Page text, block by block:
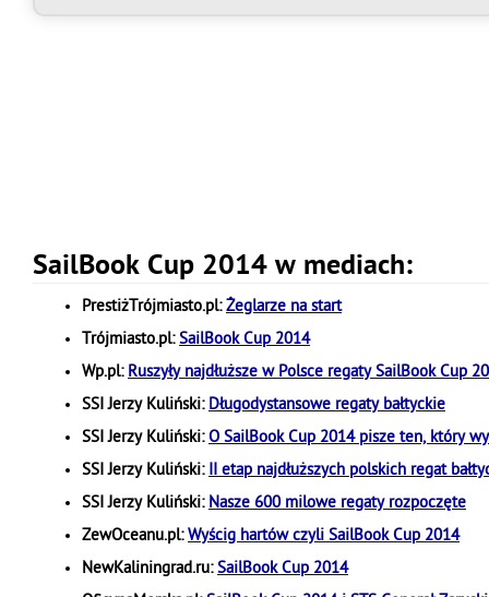
SailBook Cup 2014 w mediach:
PrestiżTrójmiasto.pl: Żeglarze na start
Trójmiasto.pl: SailBook Cup 2014
Wp.pl: Ruszyły najdłuższe w Polsce regaty SailBook Cup
SSI Jerzy Kuliński: Długodystansowe regaty bałtyckie
SSI Jerzy Kuliński: O SailBook Cup 2014 pisze ten, który
SSI Jerzy Kuliński: II etap najdłuższych polskich regat
SSI Jerzy Kuliński: Nasze 600 milowe regaty rozpoczęte
ZewOceanu.pl: Wyścig hartów czyli SailBook Cup 2014
NewKaliningrad.ru: SailBook Cup 2014